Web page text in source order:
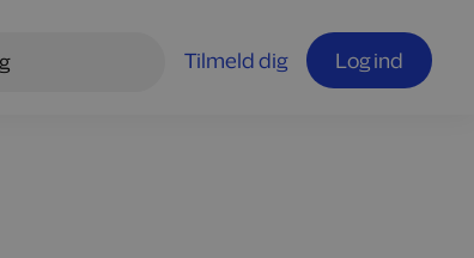
Tilmeld dig Log ind